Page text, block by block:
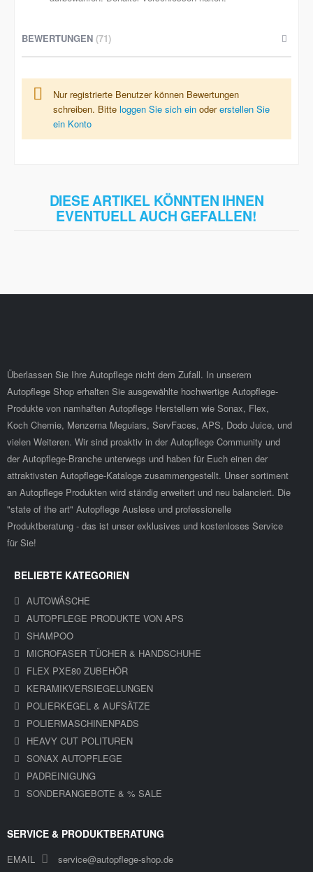
BEWERTUNGEN 71
Nur registrierte Benutzer können Bewertungen
schreiben. Bitte loggen Sie sich ein odererstellen Sie
ein Konto
DIESE ARTIKEL KÖNNTEN IHNEN
EVENTUELL AUCH GEFALLEN!
Überlassen Sie Ihre Autopflege nicht dem Zufall. In unserem
Autopflege Shop erhalten Sie ausgewählte hochwertige Autopflege-
Produkte von namhaften Autopflege Herstellern wie Sonax, Flex,
Koch Chemie, Menzerna Meguiars, ServFaces, APS, Dodo Juice, und
vielen Weiteren. Wir sind proaktiv in der Autopflege Community und
der Autopflege-Branche unterwegs und haben für Euch einen der
attraktivsten Autopflege-Kataloge zusammengestellt. Unser sortiment
an Autopflege Produkten wird ständig erweitert und neu balanciert. Die
"state of the art" Autopflege Auslese und professionelle
Produktberatung - das ist unser exklusives und kostenloses Service
für Sie!
BELIEBTE KATEGORIEN
AUTOWÄSCHE
AUTOPFLEGE PRODUKTE VON APS
SHAMPOO
MICROFASER TÜCHER & HANDSCHUHE
FLEX PXE80 ZUBEHÖR
KERAMIKVERSIEGELUNGEN
POLIERKEGEL & AUFSÄTZE
POLIERMASCHINENPADS
HEAVY CUT POLITUREN
SONAX AUTOPFLEGE
PADREINIGUNG
SONDERANGEBOTE & % SALE
SERVICE & PRODUKTBERATUNG
EMAIL
service@autopflege-shop.de